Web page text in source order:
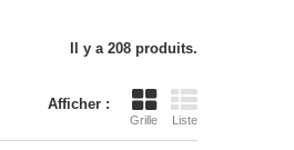
Il y a 208 produits.
Afficher :
Grille Liste